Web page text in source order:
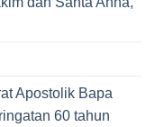
Apostolik Bapa
60 tahun